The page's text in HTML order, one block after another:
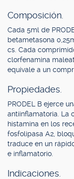
Composición.
Cada 5ml de
betametasona
cs. Cada
clorfenamina
equivale a un
Propiedades.
PRODEL B ejerce
antiinflamatoria. La
histamina en los
fosfolipasa A2,
traduce en un
e inflamatorio.
Indicaciones.